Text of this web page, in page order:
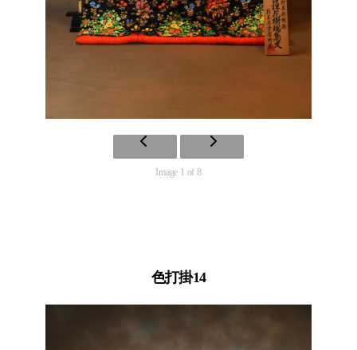
Image 1 of 8
色打掛14